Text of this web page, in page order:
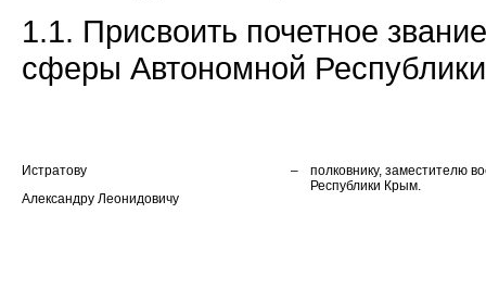
1.1. Присвоить почетное
сферы Автономной
Истратову
Александру Леонидовичу
–
полковнику, заместителю
Республики Крым.